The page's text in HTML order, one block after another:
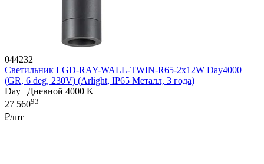
044232
Светильник LGD-RAY-WALL-TWIN-R65-2x12W Day4000
(GR, 6 deg, 230V) (Arlight, IP65 Металл, 3 года)
Day | Дневной 4000 K
27 56093
₽/шт